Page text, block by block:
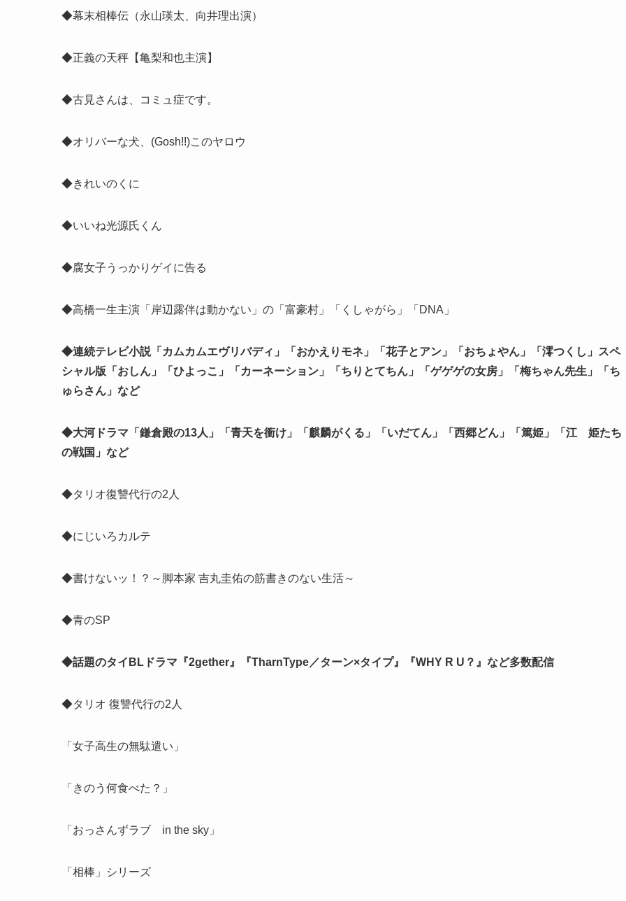
◆幕末相棒伝（永山瑛太、向井理出演）
◆正義の天秤【亀梨和也主演】
◆古見さんは、コミュ症です。
◆オリバーな犬、(Gosh!!)このヤロウ
◆きれいのくに
◆いいね光源氏くん
◆腐女子うっかりゲイに告る
◆高橋一生主演「岸辺露伴は動かない」の「富豪村」「くしゃがら」「DNA」
◆連続テレビ小説「カムカムエヴリバディ」「おかえりモネ」「花子とアン」「おちょやん」「澪つくし」スペ
シャル版「おしん」「ひよっこ」「カーネーション」「ちりとてちん」「ゲゲゲの女房」「梅ちゃん先生」「ち
ゅらさん」など
◆大河ドラマ「鎌倉殿の13人」「青天を衝け」「麒麟がくる」「いだてん」「西郷どん」「篤姫」「江 姫たち
の戦国」など
◆タリオ復讐代行の2人
◆にじいろカルテ
◆書けないッ！？～脚本家 吉丸圭佑の筋書きのない生活～
◆青のSP
◆話題のタイBLドラマ『2gether』『TharnType／ターン×タイプ』『WHY R U？』など多数配信
◆タリオ 復讐代行の2人
「女子高生の無駄遣い」
「きのう何食べた？」
「おっさんずラブ in the sky」
「相棒」シリーズ